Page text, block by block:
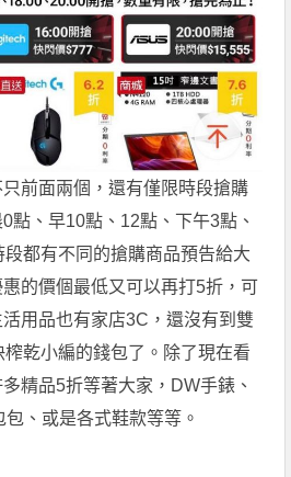
前面兩個，還有僅限時段搶購
點、早10點、12點、下午3點、
都有不同的搶購商品預告給大
的價個最低又可以再打5折，可
用品也有家店3C，還沒有到雙
乾小編的錢包了。除了現在看
精品5折等著大家，DW手錶、
、或是各式鞋款等等。